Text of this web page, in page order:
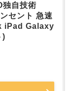
自技術
セント 急速
iPad Galaxy
)